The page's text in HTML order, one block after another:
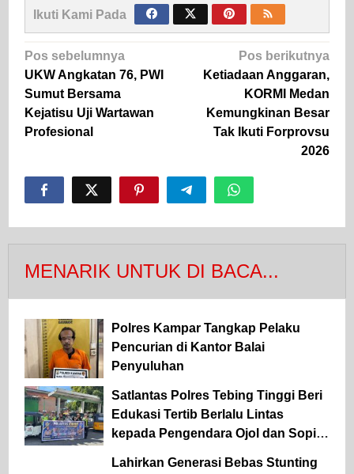
Ikuti Kami Pada
Navigasi
pos
Pos sebelumnya
UKW Angkatan 76, PWI
Sumut Bersama
Kejatisu Uji Wartawan
Profesional
Pos berikutnya
Ketiadaan Anggaran,
KORMI Medan
Kemungkinan Besar
Tak Ikuti Forprovsu
2026
MENARIK UNTUK DI BACA...
Polres Kampar Tangkap Pelaku
Pencurian di Kantor Balai
Penyuluhan
Satlantas Polres Tebing Tinggi Beri
Edukasi Tertib Berlalu Lintas
kepada Pengendara Ojol dan Sopir
Lahirkan Generasi Bebas Stunting